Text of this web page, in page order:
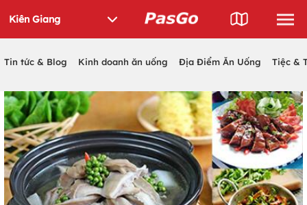
Tin tức & Blog Kinh doanh ăn uống Địa Điểm Ăn Uống Tiệc &